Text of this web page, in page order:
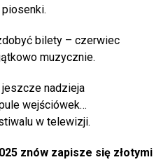
bilety – czerwiec
muzycznie.
nadzieja
wejściówek…
w telewizji.
znów zapisze się złotymi